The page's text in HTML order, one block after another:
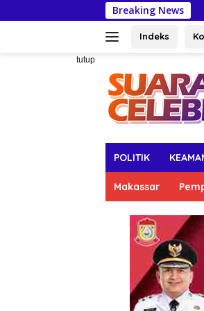
ke
Breaking News
Indeks
tutup
POLITIK
Makassar